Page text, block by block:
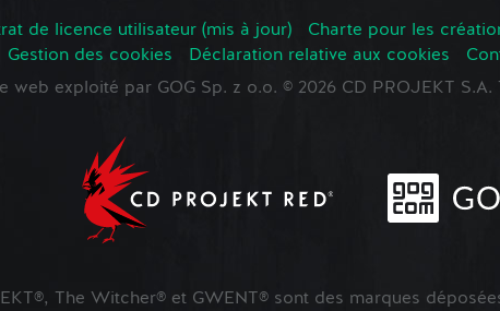
de licence utilisateur (mis à jour) Charte pour les
Gestion des cookies
Déclaration relative aux cookies
web exploité par GOG Sp. z o.o. © 2026 CD PROJEKT S.A.
The Witcher® et GWENT® sont des marques